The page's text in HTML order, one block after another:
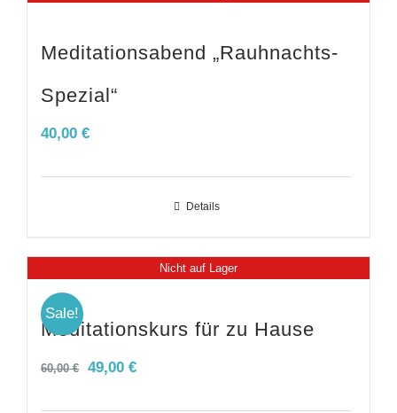
Meditationsabend „Rauhnachts-
Spezial“
40,00 €
Details
Nicht auf Lager
Sale!
Meditationskurs für zu Hause
60,00€
Ursprünglicher
49,00 €Aktueller